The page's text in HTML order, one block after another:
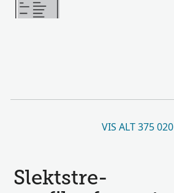
VIS ALT 375 020
Slektstre-